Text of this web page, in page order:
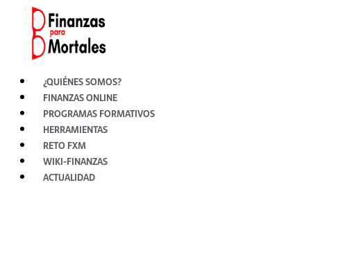
contenido
¿QUIÉNES SOMOS?
FINANZAS ONLINE
PROGRAMAS FORMATIVOS
HERRAMIENTAS
RETO FXM
WIKI-FINANZAS
ACTUALIDAD